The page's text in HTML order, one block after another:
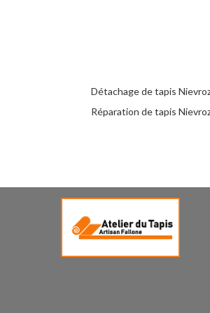
Détachage de tapis
Réparation de tapis